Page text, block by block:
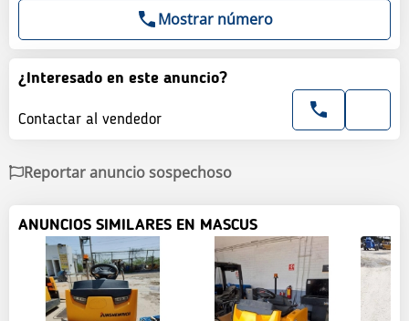
Mostrar número
¿Interesado en este anuncio?
Contactar al vendedor
Reportar anuncio sospechoso
ANUNCIOS SIMILARES EN MASCUS